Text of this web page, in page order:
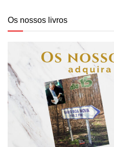
Os nossos livros